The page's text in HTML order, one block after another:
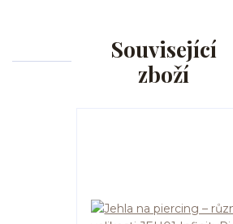
Související
zboží